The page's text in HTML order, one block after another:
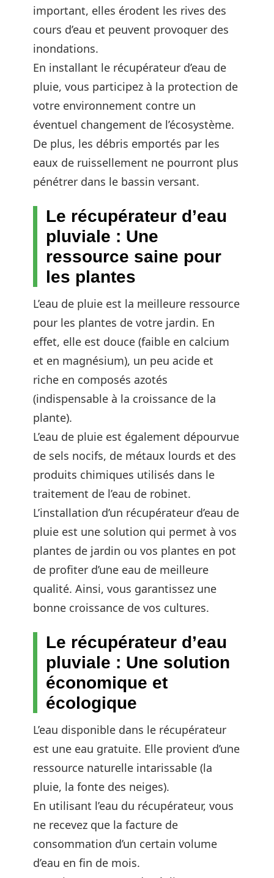
important, elles érodent les rives des
cours d’eau et peuvent provoquer des
inondations.
En installant le récupérateur d’eau de
pluie, vous participez à la protection de
votre environnement contre un
éventuel changement de l’écosystème.
De plus, les débris emportés par les
eaux de ruissellement ne pourront plus
pénétrer dans le bassin versant.
Le récupérateur d’eau
pluviale : Une
ressource saine pour
les plantes
L’eau de pluie est la meilleure ressource
pour les plantes de votre jardin. En
effet, elle est douce (faible en calcium
et en magnésium), un peu acide et
riche en composés azotés
(indispensable à la croissance de la
plante).
L’eau de pluie est également dépourvue
de sels nocifs, de métaux lourds et des
produits chimiques utilisés dans le
traitement de l’eau de robinet.
L’installation d’un récupérateur d’eau de
pluie est une solution qui permet à vos
plantes de jardin ou vos plantes en pot
de profiter d’une eau de meilleure
qualité. Ainsi, vous garantissez une
bonne croissance de vos cultures.
Le récupérateur d’eau
pluviale : Une solution
économique et
écologique
L’eau disponible dans le récupérateur
est une eau gratuite. Elle provient d’une
ressource naturelle intarissable (la
pluie, la fonte des neiges).
En utilisant l’eau du récupérateur, vous
ne recevez que la facture de
consommation d’un certain volume
d’eau en fin de mois.